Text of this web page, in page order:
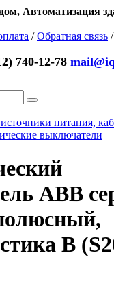
Автоматизация
/Обратная связь /
740-12-78
питания,
выключатели
ABB
B